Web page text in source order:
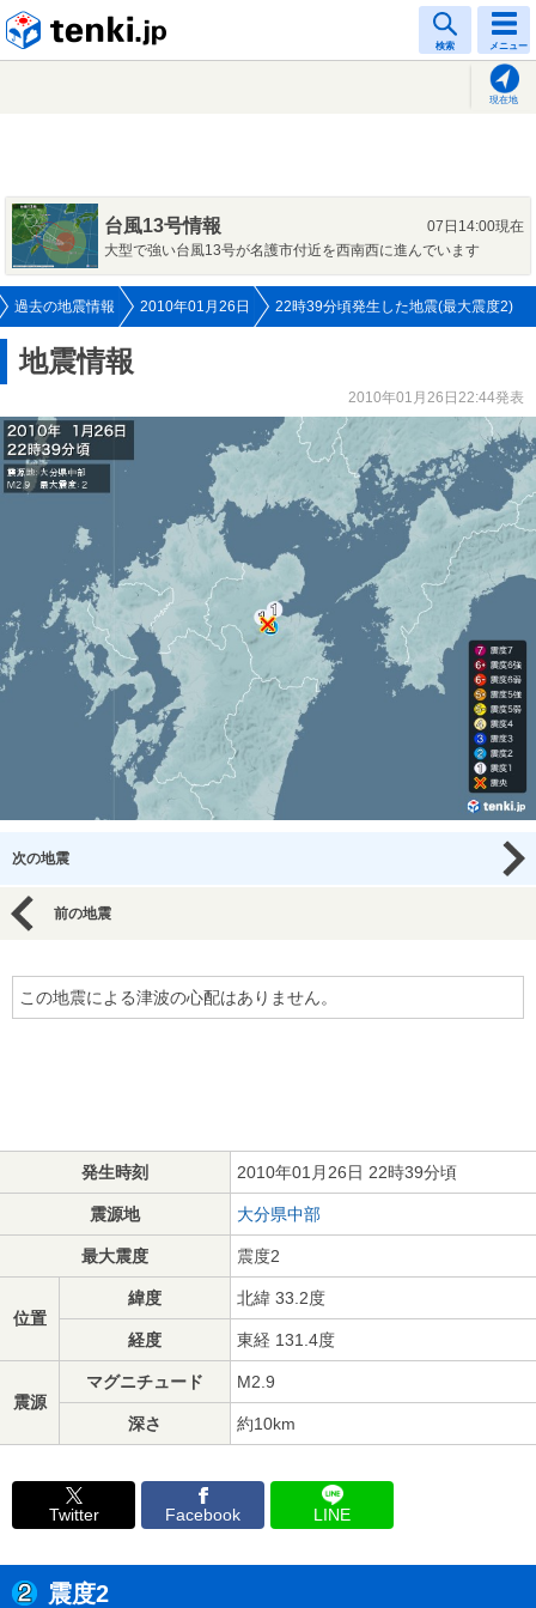
検索 メニュー
現在地
台風13号情報
07日14:00現在
大型で強い台風13号が名護市付近を西南西に進んでいます
過去の地震情報 2010年01月26日 22時39分頃発生した地震(最大震度2)
地震情報
2010年01月26日22:44発表
次の地震
前の地震
この地震による津波の心配はありません。
発生時刻 2010年01月26日 22時39分頃
震源地 大分県中部
最大震度 震度2
位置
緯度 北緯 33.2度
経度 東経 131.4度
震源
マグニチュード M2.9
深さ 約10km
Twitter Facebook LINE
震度2